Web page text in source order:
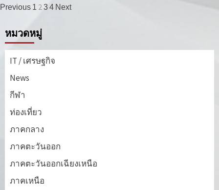
เมนู
นำทาง
เรื่อง
Previous 1 234 Next
หมวดหมู่
IT / เศรษฐกิจ
News
กีฬา
ท่องเที่ยว
ภาคกลาง
ภาคตะวันออก
ภาคตะวันออกเฉียงเหนือ
ภาคเหนือ